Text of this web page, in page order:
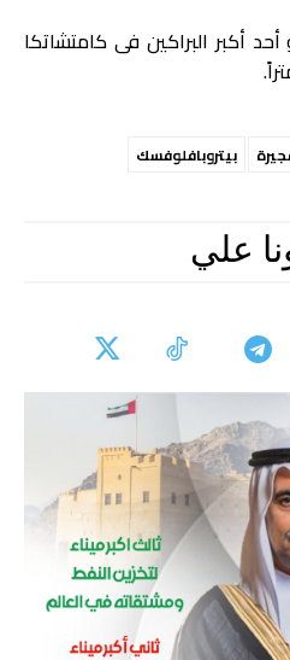
أكبر البراكين فى كامتشاتكا
بيتروبافلوفسك
علي